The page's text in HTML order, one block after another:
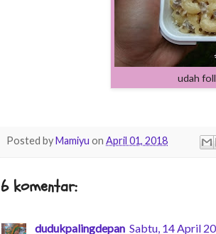
udah
Posted byMamiyu on April 01, 2018
6 komentar:
dudukpalingdepan Sabtu, 14 April